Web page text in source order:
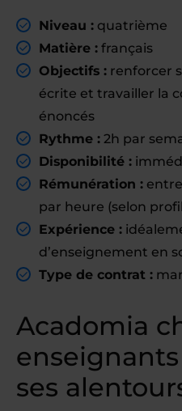
Niveau : quatrième
Matière : français
Objectifs : renforcer
écrite et travailler la
énoncés
Rythme : 2h par
Disponibilité :
Rémunération :
par heure (selon
Expérience :
d’enseignement en
Type de contrat :
Acadomia
ses